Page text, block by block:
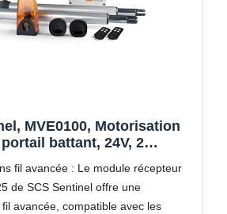
MVE0100, Motorisation
battant, 24V, 2
LED, Garantie 5 ans,
400 Kg max, OpenGate1
fil avancée : Le module récepteur
de SCS Sentinel offre une
avancée, compatible avec les